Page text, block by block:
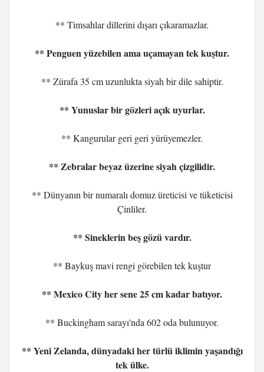
** Timsahlar dillerini dışarı çıkaramazlar.
** Penguen yüzebilen ama uçamayan tek kuştur.
** Zürafa 35 cm uzunlukta siyah bir dile sahiptir.
** Yunuslar bir gözleri açık uyurlar.
** Kangurular geri geri yürüyemezler.
** Zebralar beyaz üzerine siyah çizgilidir.
** Dünyanın bir numaralı domuz üreticisi ve tüketicisi
Çinliler.
** Sineklerin beş gözü vardır.
** Baykuş mavi rengi görebilen tek kuştur
** Mexico City her sene 25 cm kadar batıyor.
** Buckingham sarayı'nda 602 oda bulunuyor.
** Yeni Zelanda, dünyadaki her türlü iklimin yaşandığı
tek ülke.